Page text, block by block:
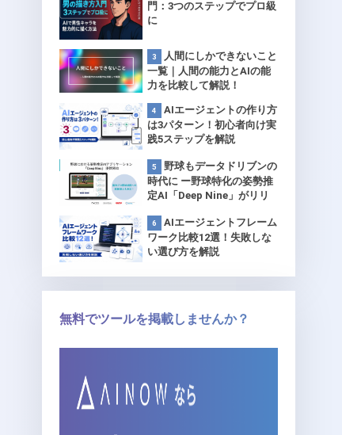
門：3つのステップでプロ級
に
人間にしかできないこと
一覧｜人間の能力とAIの能
力を比較して解説！
AIエージェントの作り方
は3パターン！初心者向け実
践5ステップを解説
野球もデータドリブンの
時代に ー野球特化の姿勢推
定AI「Deep Nine」がリリ
入】AIエージェントフレーム
ワーク比較12選！失敗しな
い選び方を解説
無料でツールを掲載しませんか？